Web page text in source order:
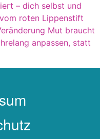
– dich selbst und
roten Lippenstift
Mut braucht
anpassen, statt